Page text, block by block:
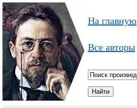
На главную
Все авторы